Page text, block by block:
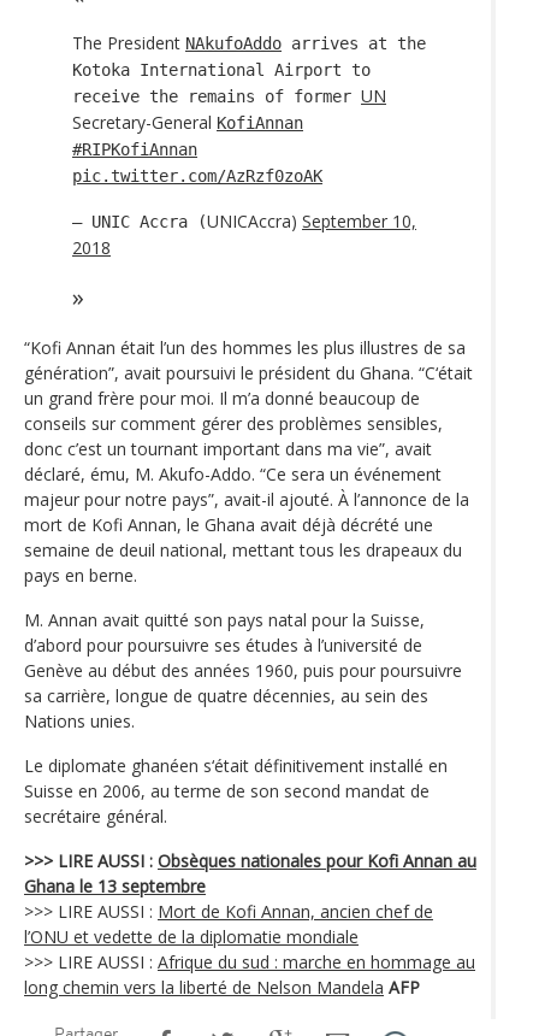
The President NAkufoAddo arrives at the
Kotoka International Airport to
receive the remains of former UN
Secretary-General KofiAnnan
#RIPKofiAnnan
pic.twitter.com/AzRzf0zoAK
— UNIC Accra (UNICAccra) September 10,
2018
“Kofi Annan était l’un des hommes les plus illustres de sa
génération”, avait poursuivi le président du Ghana. “C‘était
un grand frère pour moi. Il m’a donné beaucoup de
conseils sur comment gérer des problèmes sensibles,
donc c’est un tournant important dans ma vie”, avait
déclaré, ému, M. Akufo-Addo. “Ce sera un événement
majeur pour notre pays”, avait-il ajouté. À l’annonce de la
mort de Kofi Annan, le Ghana avait déjà décrété une
semaine de deuil national, mettant tous les drapeaux du
pays en berne.
M. Annan avait quitté son pays natal pour la Suisse,
d’abord pour poursuivre ses études à l’université de
Genève au début des années 1960, puis pour poursuivre
sa carrière, longue de quatre décennies, au sein des
Nations unies.
Le diplomate ghanéen s‘était définitivement installé en
Suisse en 2006, au terme de son second mandat de
secrétaire général.
>>> LIRE AUSSI : Obsèques nationales pour Kofi Annan au
Ghana le 13 septembre
>>> LIRE AUSSI : Mort de Kofi Annan, ancien chef de
l’ONU et vedette de la diplomatie mondiale
>>> LIRE AUSSI : Afrique du sud : marche en hommage au
long chemin vers la liberté de Nelson Mandela AFP